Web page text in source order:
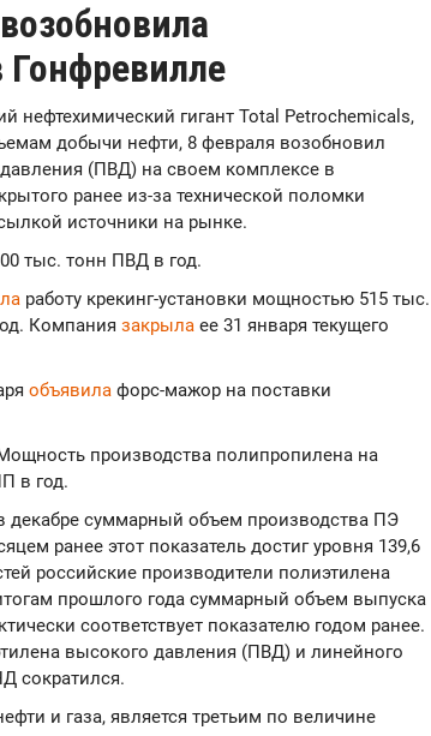
нефтехимический гигант Total Petrochemicals,
добычи нефти, 8 февраля возобновил
(ПВД) на своем комплексе в
ранее из-за технической поломки
источники на рынке.
тыс. тонн ПВД в год.
работу крекинг-установки мощностью 515 тыс.
Компания закрыла ее 31 января текущего
объявила форс-мажор на поставки
производства полипропилена на
в год.
декабре суммарный объем производства ПЭ
ранее этот показатель достиг уровня 139,6
российские производители полиэтилена
прошлого года суммарный объем выпуска
соответствует показателю годом ранее.
высокого давления (ПВД) и линейного
сократился.
и газа, является третьим по величине